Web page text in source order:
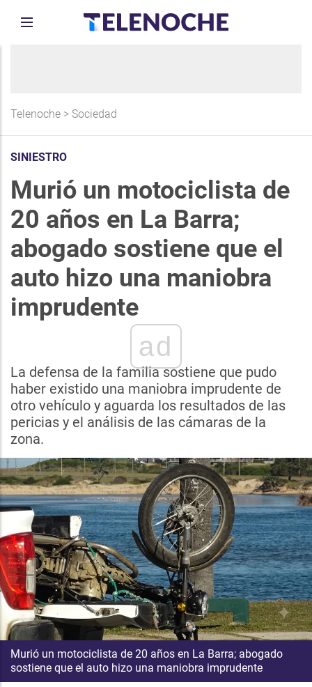
Telenoche > Sociedad
SINIESTRO
Murió un motociclista de
20 años en La Barra;
abogado sostiene que el
auto hizo una maniobra
imprudente
ad
La defensa de la familia sostiene que pudo
haber existido una maniobra imprudente de
otro vehículo y aguarda los resultados de las
pericias y el análisis de las cámaras de la
zona.
Murió un motociclista de 20 años en La Barra; abogado
sostiene que el auto hizo una maniobra imprudente